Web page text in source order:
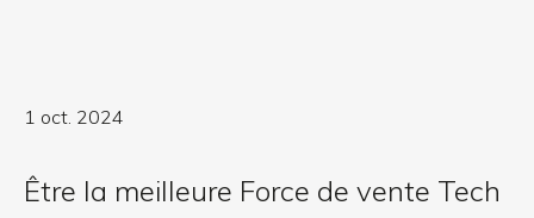
1 oct. 2024
Être la meilleure Force de vente Tech